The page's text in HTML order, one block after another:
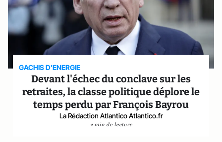
GACHIS D'ENERGIE
Devant l'échec du conclave sur les
retraites, la classe politique déplore le
temps perdu par François Bayrou
La Rédaction Atlantico Atlantico.fr
2 min de lecture